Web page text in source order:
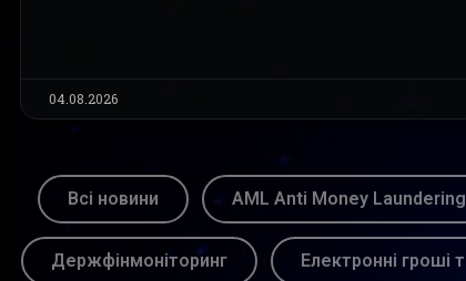
04.08.2026
Всі новини AML Anti Money Laundering
Держфінмоніторинг Електронні гроші